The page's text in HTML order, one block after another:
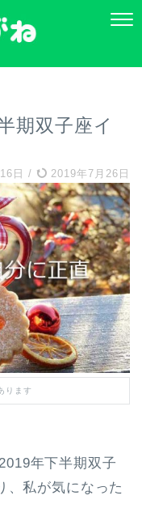
期双子座イ
日 / 2019年7月26日
ります
年下半期双子
、私が気になった